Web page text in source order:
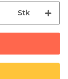
Stk